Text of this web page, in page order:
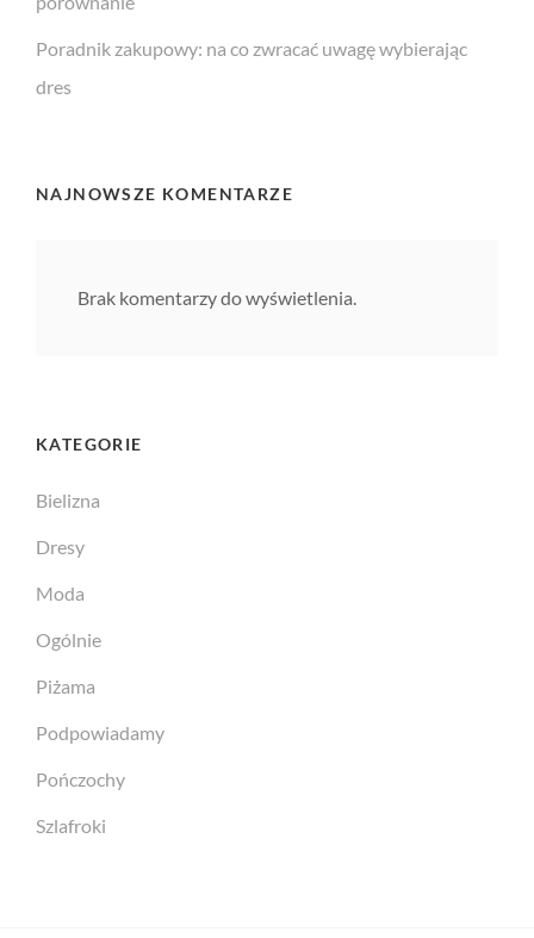
Poradnik zakupowy: na co zwracać uwagę wybierając
dres
NAJNOWSZE KOMENTARZE
Brak komentarzy do wyświetlenia.
KATEGORIE
Bielizna
Dresy
Moda
Ogólnie
Piżama
Podpowiadamy
Pończochy
Szlafroki